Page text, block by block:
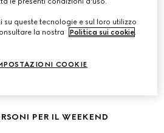
DA VIAGGIO UOMO
PER IL WEEKEND
su queste tecnologie e sul loro utilizzo
la nostra
Politica sui cookie
COOKIE